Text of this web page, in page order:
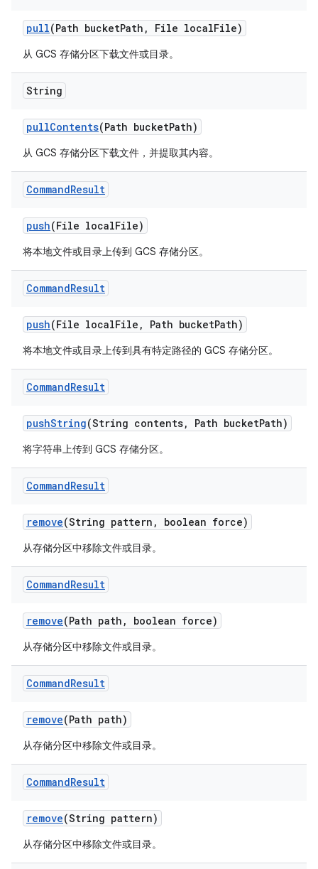
pull(Path bucketPath , File localFile)
从 GCS 存储分区下载文件或目录。
String
pullContents(Path bucketPath)
从 GCS 存储分区下载文件，并提取其内容。
CommandResult
push(File localFile)
将本地文件或目录上传到 GCS 存储分区。
CommandResult
push(File localFile , Path bucketPath)
将本地文件或目录上传到具有特定路径的 GCS 存储分区。
CommandResult
pushString(String contents, Path bucketPath)
将字符串上传到 GCS 存储分区。
CommandResult
remove(String pattern , boolean force)
从存储分区中移除文件或目录。
CommandResult
remove(Path path , boolean force)
从存储分区中移除文件或目录。
CommandResult
remove(Path path)
从存储分区中移除文件或目录。
CommandResult
remove(String pattern)
从存储分区中移除文件或目录。